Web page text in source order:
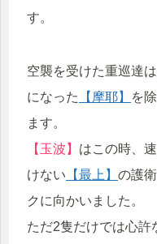
す。
空襲を受けた重巡達
になった
【摩耶】
を
ます。
【玉波】 はこの時、
けない 【最上】 の護
クに向かいました。
ただ2隻だけでは心許